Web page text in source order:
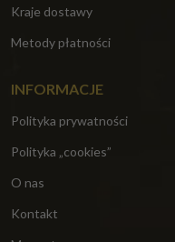
Kraje dostawy
Metody płatności
INFORMACJE
Polityka prywatności
Polityka „cookies”
O nas
Kontakt